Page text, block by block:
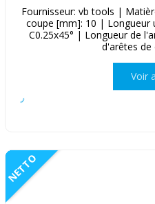
Fournisseur: vb tools |
coupe [mm]: 10 | Longueur
C0.25x45° | Longueur de
d'arêtes de
Voir
NETTO